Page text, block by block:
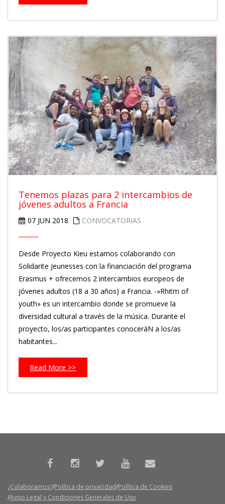
Tenemos plazas para 2 intercambios de
jóvenes adultos a Francia
07 JUN 2018 CONVOCATORIAS
Desde Proyecto Kieu estamos colaborando con
Solidarite Jeunesses con la financiación del programa
Erasmus + ofrecemos 2 intercambios europeos de
jóvenes adultos (18 a 30 años) a Francia. -»Rhitm of
youth» es un intercambio donde se promueve la
diversidad cultural a través de la música. Durante el
proyecto, los/as participantes conoceráN a los/as
habitantes...
Read More >>
¿Colaboramos? Política de privacidad Política de Cookies
Aviso Legal y Condiciones Generales de Uso